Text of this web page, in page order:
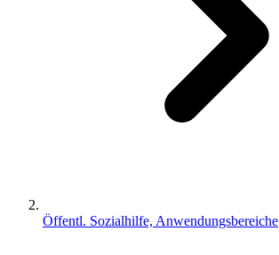
Öffentl. Sozialhilfe, Anwendungsbereiche